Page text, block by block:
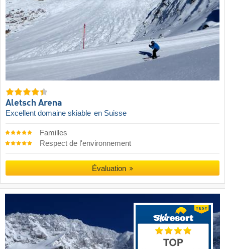
Aletsch Arena
Excellent domaine skiable en Suisse
Familles
Respect de l'environnement
Évaluation